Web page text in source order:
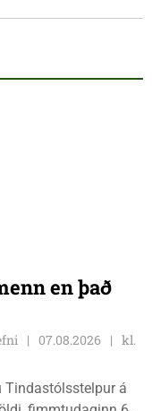
en það
07.08.2026
kl.
Tindastólsstelpur á